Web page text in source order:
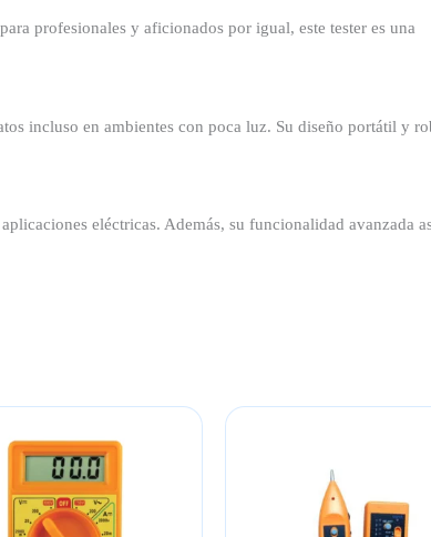
profesionales y aficionados por igual, este tester es una
incluso en ambientes con poca luz. Su diseño portátil y
eléctricas. Además, su funcionalidad avanzada